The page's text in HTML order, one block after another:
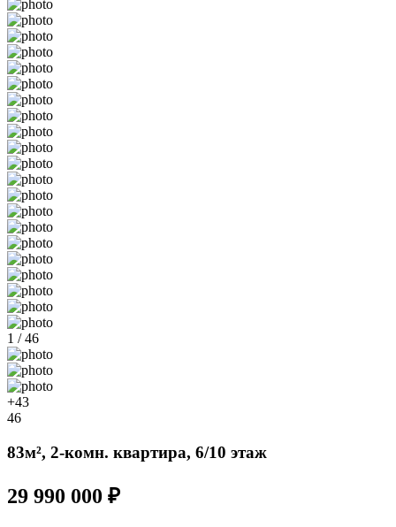
1 / 46
+43
46
83м², 2-комн. квартира, 6/10 этаж
29 990 000 ₽